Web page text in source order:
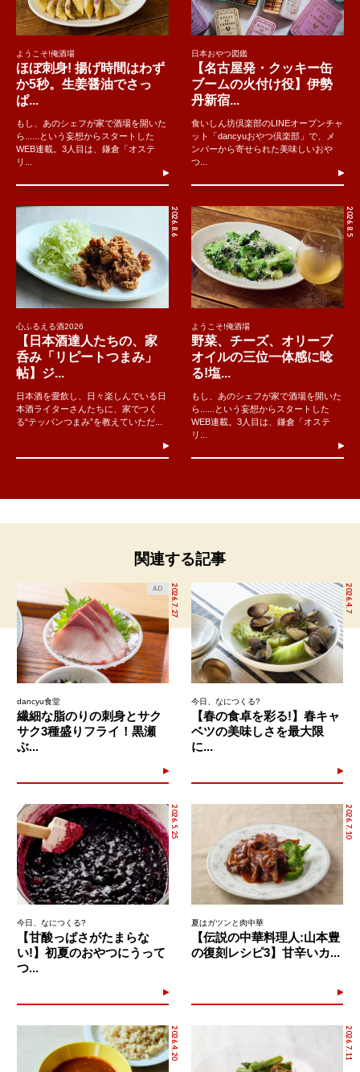
ようこそ!俺酒場
ほぼ刺身! 揚げ時間はわず
か5秒。生姜醤油でさっ
ぱ...
もし、あのシェフが家で酒場を開いた
ら......という妄想からスタートした
WEB連載。3人目は、鎌倉「オステ
リ...
日本おやつ図鑑
【名古屋発・クッキー缶
ブームの火付け役】伊勢
丹新宿...
食いしん坊倶楽部のLINEオープンチャ
ット「dancyuおやつ倶楽部」で、メ
ンバーから寄せられた美味しいおや
つ...
2026.8.6
心ふるえる酒2026
【日本酒達人たちの、家
呑み「リピートつまみ」
帖】ジ...
日本酒を愛飲し、日々楽しんでいる日
本酒ライターさんたちに、家でつく
る“テッパンつまみ”を教えていただ...
2026.8.5
ようこそ!俺酒場
野菜、チーズ、オリーブ
オイルの三位一体感に唸
る!塩...
もし、あのシェフが家で酒場を開いた
ら......という妄想からスタートした
WEB連載。3人目は、鎌倉「オステ
リ...
関連する記事
2026.7.27
AD
dancyu食堂
繊細な脂のりの刺身とサク
サク3種盛りフライ！黒瀬
ぶ...
2026.4.7
今日、なにつくる?
【春の食卓を彩る!】春キャ
ベツの美味しさを最大限
に...
2026.5.25
今日、なにつくる?
【甘酸っぱさがたまらな
い!】初夏のおやつにうって
つ...
2026.7.10
夏はガツンと肉中華
【伝説の中華料理人:山本豊
の復刻レシピ3】甘辛いカ...
2026.4.20 2026.7.11